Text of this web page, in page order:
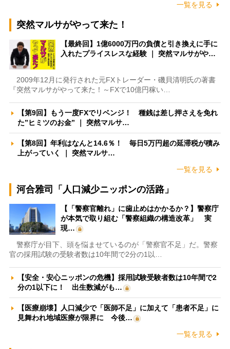
一覧を見る
突然マルサがやって来た！
【最終回】1億6000万円の負債と引き換えに手に
入れたプライスレスな経験 ｜ 突然マルサがや…
2009年12月に発行された元FXトレーダー・磯貝清明氏の著書
『突然マルサがやって来た！～FXで10億円稼い…
【第9回】もう一度FXでリベンジ！ 種銭は差し押さえを免れ
た”ヒミツのお金” ｜ 突然マルサ…
【第8回】年利はなんと14.6％！ 毎日5万円超の延滞税が積み
上がっていく ｜ 突然マルサ…
一覧を見る
河合雅司「人口減少ニッポンの活路」
【「警察官離れ」に歯止めはかかるか？】警察庁
が本気で取り組む「警察組織の構造改革」 実
現…
警察庁が目下、頭を悩ませているのが「警察官不足」だ。警察
官の採用試験の受験者数は10年間で2分の1以…
【安全・安心ニッポンの危機】採用試験受験者数は10年間で2
分の1以下に！ 出生数減がも…
【医療崩壊】人口減少で「医師不足」に加えて「患者不足」に
見舞われ地域医療が限界に 今後…
一覧を見る